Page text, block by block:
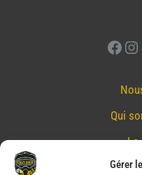
Gérer
Qui
Le